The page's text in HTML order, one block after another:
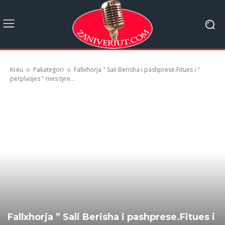
Kreu Pakategori
Fallxhorja " Sali Berisha i pashprese.Fitues i "
perplasjes " mes tyre...
Fallxhorja ” Sali Berisha i pashprese.Fitues i